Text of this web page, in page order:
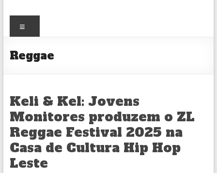
MONITOR
CULTURAL
Reggae
Keli & Kel: Jovens
Monitores produzem o ZL
Reggae Festival 2025 na
Casa de Cultura Hip Hop
Leste